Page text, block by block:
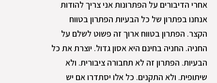
אחרי הדיבורים על הפתרונות אני צריך להודות
אנחנו בפתרון של כל הבעיות הפתרון בטווח
הקצר. הפתרון בטווח ארוך זה פשוט לשלם על
החניה. החניה בחינם היא אסון גדול. יוצרת את כל
הבעיות. הפתרון זה לא תחבורה ציבורית. ולא
שיתופית. ולא התקנים. כל אלו יסתדרו אם יש